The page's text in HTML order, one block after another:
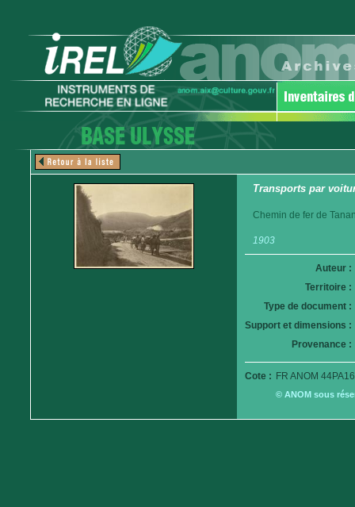
Transports par
Chemin de fer de
1903
Auteur :
Territoire :
Type de document :
Support et dimensions :
Provenance :
Cote : FR ANOM
© ANOM sous